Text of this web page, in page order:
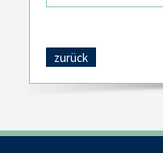
zurück